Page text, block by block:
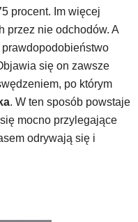
procent. Im więcej
przez nie odchodów. A
się on zawsze
po którym
. W ten sposób powstaje
mocno przylegające
odrywają się i